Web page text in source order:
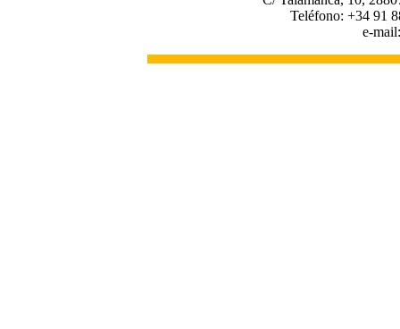
Teléfono: +34 91
e-